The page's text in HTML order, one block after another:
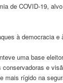
de COVID-19,
à democracia e
uma base
conservadoras e
mais rígido na